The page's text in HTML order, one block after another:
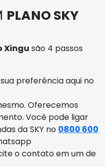
PLANO SKY
Xingu são 4 passos
preferência aqui no
Oferecemos
Você pode ligar
da SKY no 0800 600
o contato em um de